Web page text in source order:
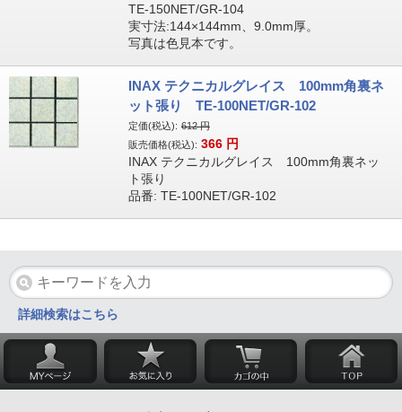
TE-150NET/GR-104
実寸法:144×144mm、9.0mm厚。
写真は色見本です。
INAX テクニカルグレイス 100mm角裏ネ
ット張り TE-100NET/GR-102
定価(税込): 612円
販売価格(税込): 366 円
INAX テクニカルグレイス 100mm角裏ネッ
ト張り
品番: TE-100NET/GR-102
詳細検索はこちら